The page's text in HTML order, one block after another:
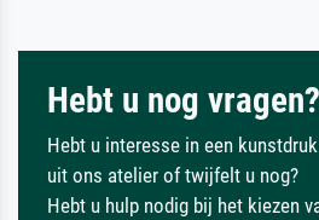
Hebt u nog vragen?
Hebt u interesse in een kunstdruk
uit ons atelier of twijfelt u nog?
Hebt u hulp nodig bij het kiezen